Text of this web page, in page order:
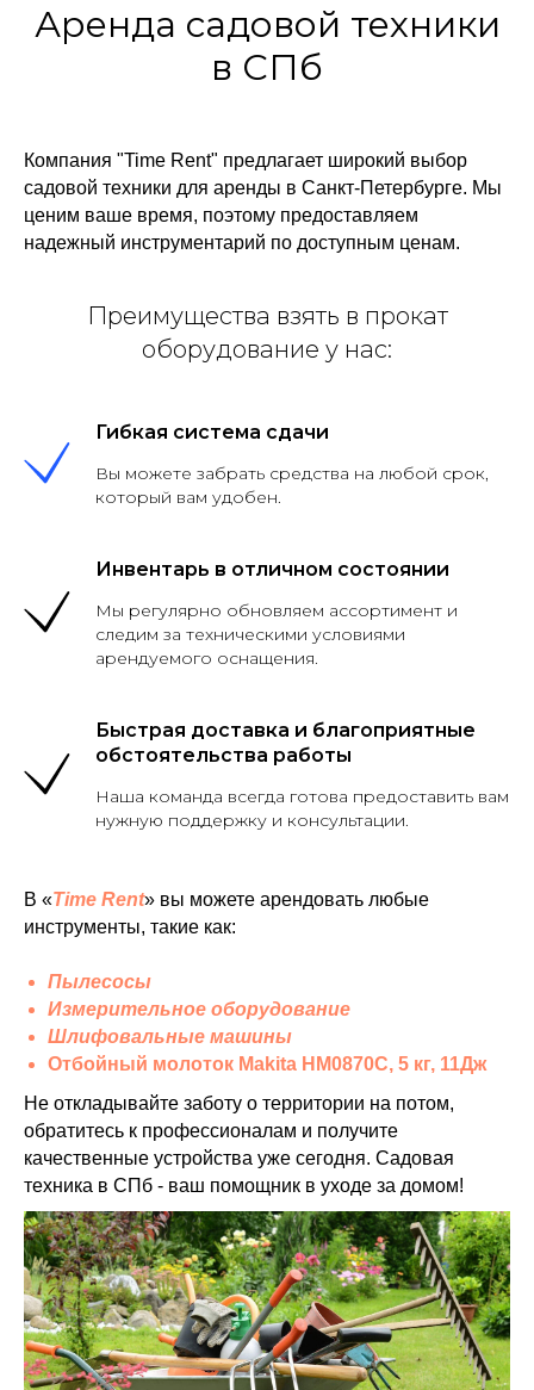
Аренда садовой техники
в СПб
Компания "Time Rent" предлагает широкий выбор
садовой техники для аренды в Санкт-Петербурге. Мы
ценим ваше время, поэтому предоставляем
надежный инструментарий по доступным ценам.
Преимущества взять в прокат
оборудование у нас:
Гибкая система сдачи
Вы можете забрать средства на любой срок,
который вам удобен.
Инвентарь в отличном состоянии
Мы регулярно обновляем ассортимент и
следим за техническими условиями
арендуемого оснащения.
Быстрая доставка и благоприятные
обстоятельства работы
Наша команда всегда готова предоставить вам
нужную поддержку и консультации.
В «Time Rent» вы можете арендовать любые
инструменты, такие как:
Пылесосы
Измерительное оборудование
Шлифовальные машины
Отбойный молоток Makita HM0870C, 5 кг, 11Дж
Не откладывайте заботу о территории на потом,
обратитесь к профессионалам и получите
качественные устройства уже сегодня. Садовая
техника в СПб - ваш помощник в уходе за домом!